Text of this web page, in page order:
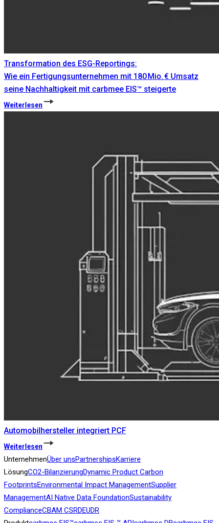
Transformation des ESG-Reportings:
Wie ein Fertigungsunternehmen mit 180 Mio. € Umsatz
seine Nachhaltigkeit mit carbmee EIS™ steigerte
Weiterlesen
Automobilhersteller integriert PCF
Weiterlesen
UnternehmenÜber unsPartnershipsKarriere
LösungCO2-BilanzierungDynamic Product Carbon
FootprintsEnvironmental Impact ManagementSupplier
ManagementAI Native Data FoundationSustainability
ComplianceCBAM CSRDEUDR